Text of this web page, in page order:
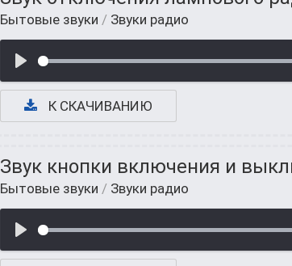
Бытовые звуки / Звуки радио
К СКАЧИВАНИЮ
Звук кнопки включения и
Бытовые звуки / Звуки радио